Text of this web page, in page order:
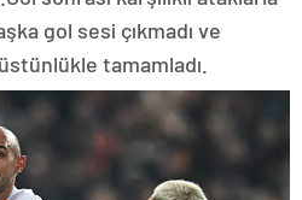
gol sesi çıkmadı ve
tamamladı.